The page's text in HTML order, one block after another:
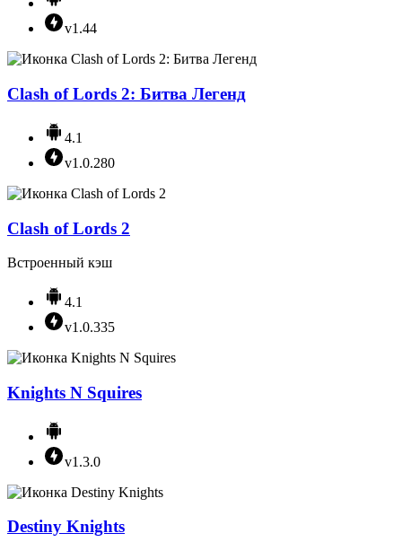
v1.44
Clash of Lords 2: Битва Легенд
4.1
v1.0.280
Clash of Lords 2
Встроенный кэш
4.1
v1.0.335
Knights N Squires
v1.3.0
Destiny Knights